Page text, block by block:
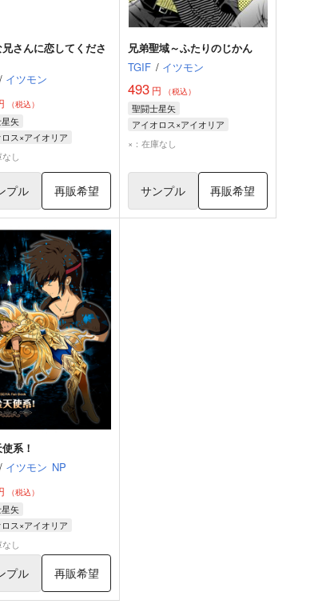
さんに恋してくださ
/ イツモン
（税込）
矢
ス×アイオリア
スし
プル 再販希望
兄弟聖域～ふたりのじかん
TGIF / イツモン
493 円 （税込）
聖闘士星矢
アイオロス×アイオリア
アイオロス
×：在庫なし
サンプル 再販希望
系！
/ イツモン NP
（税込）
矢
ス×アイオリア
アし
プル 再販希望